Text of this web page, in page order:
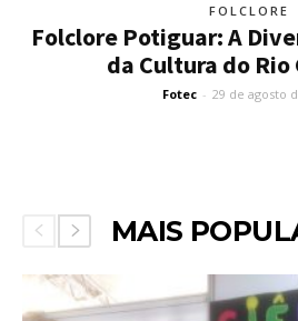
FOLCLORE
Folclore Potiguar: A
da Cultura do Rio
Fotec - 29 de agosto
MAIS